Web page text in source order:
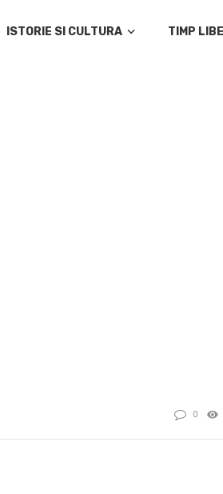
ISTORIE SI CULTURA TIMP
0